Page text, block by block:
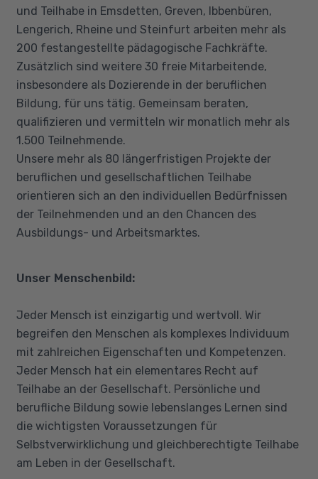
und Teilhabe in Emsdetten, Greven, Ibbenbüren,
Lengerich, Rheine und Steinfurt arbeiten mehr als
200 festangestellte pädagogische Fachkräfte.
Zusätzlich sind weitere 30 freie Mitarbeitende,
insbesondere als Dozierende in der beruflichen
Bildung, für uns tätig. Gemeinsam beraten,
qualifizieren und vermitteln wir monatlich mehr als
1.500 Teilnehmende.
Unsere mehr als 80 längerfristigen Projekte der
beruflichen und gesellschaftlichen Teilhabe
orientieren sich an den individuellen Bedürfnissen
der Teilnehmenden und an den Chancen des
Ausbildungs- und Arbeitsmarktes.
Unser Menschenbild:
Jeder Mensch ist einzigartig und wertvoll. Wir
begreifen den Menschen als komplexes Individuum
mit zahlreichen Eigenschaften und Kompetenzen.
Jeder Mensch hat ein elementares Recht auf
Teilhabe an der Gesellschaft. Persönliche und
berufliche Bildung sowie lebenslanges Lernen sind
die wichtigsten Voraussetzungen für
Selbstverwirklichung und gleichberechtigte Teilhabe
am Leben in der Gesellschaft.